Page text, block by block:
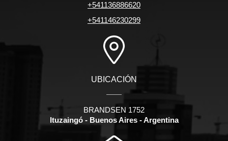
+541136886620
+541146230299
UBICACIÓN
BRANDSEN 1752
Ituzaingó - Buenos Aires - Argentina